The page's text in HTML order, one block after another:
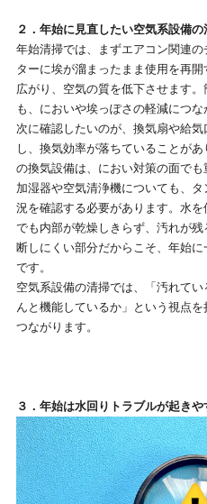
２．年始に見直したい空気系設備の
年始清掃では、まずエアコン関連
ターに埃が溜まったまま使用を再
広がり、空気の質を低下させます
も、においや埃っぽさの軽減につな
次に確認したいのが、換気扇や給
し、換気効率が落ちていることが
の換気設備は、におい対策の面でも
加湿器や空気清浄機についても、
況を確認する必要があります。水
でも内部が乾燥しきらず、汚れが
断しにくい部分だからこそ、年始
です。
空気系設備の清掃では、「汚れて
んと機能しているか」という視点
つながります。
３．年始は水回りトラブルが起きや